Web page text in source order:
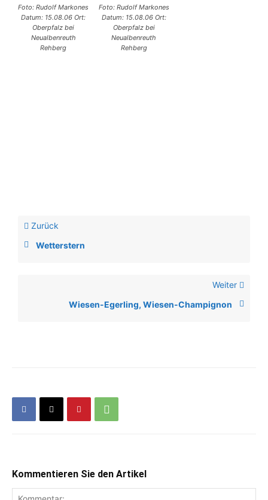
Foto: Rudolf Markones
Datum: 15.08.06 Ort:
Oberpfalz bei
Neualbenreuth
Rehberg
Foto: Rudolf Markones
Datum: 15.08.06 Ort:
Oberpfalz bei
Neualbenreuth
Rehberg
Zurück
Wetterstern
Weiter
Wiesen-Egerling, Wiesen-Champignon
Kommentieren Sie den Artikel